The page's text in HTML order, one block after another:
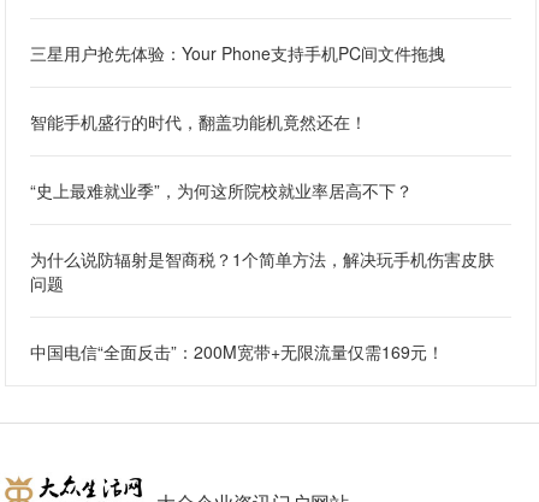
三星用户抢先体验：Your Phone支持手机PC间文件拖拽
智能手机盛行的时代，翻盖功能机竟然还在！
“史上最难就业季”，为何这所院校就业率居高不下？
为什么说防辐射是智商税？1个简单方法，解决玩手机伤害皮肤
问题
中国电信“全面反击”：200M宽带+无限流量仅需169元！